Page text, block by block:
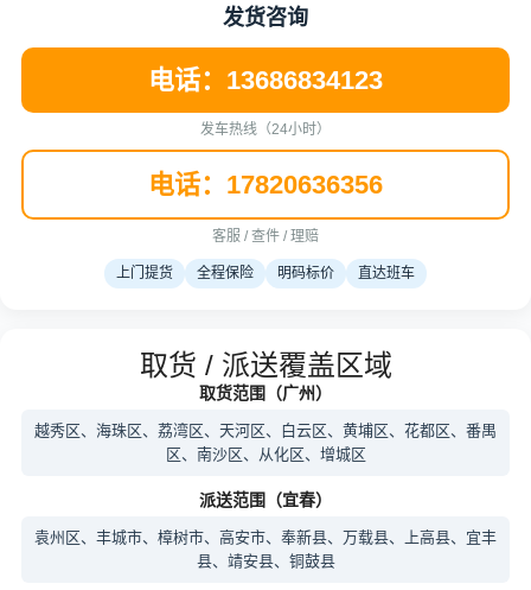
发货咨询
电话：13686834123
发车热线（24小时）
电话：17820636356
客服 / 查件 / 理赔
上门提货 全程保险 明码标价 直达班车
取货 / 派送覆盖区域
取货范围（广州）
越秀区、海珠区、荔湾区、天河区、白云区、黄埔区、花都区、番禺
区、南沙区、从化区、增城区
派送范围（宜春）
袁州区、丰城市、樟树市、高安市、奉新县、万载县、上高县、宜丰
县、靖安县、铜鼓县